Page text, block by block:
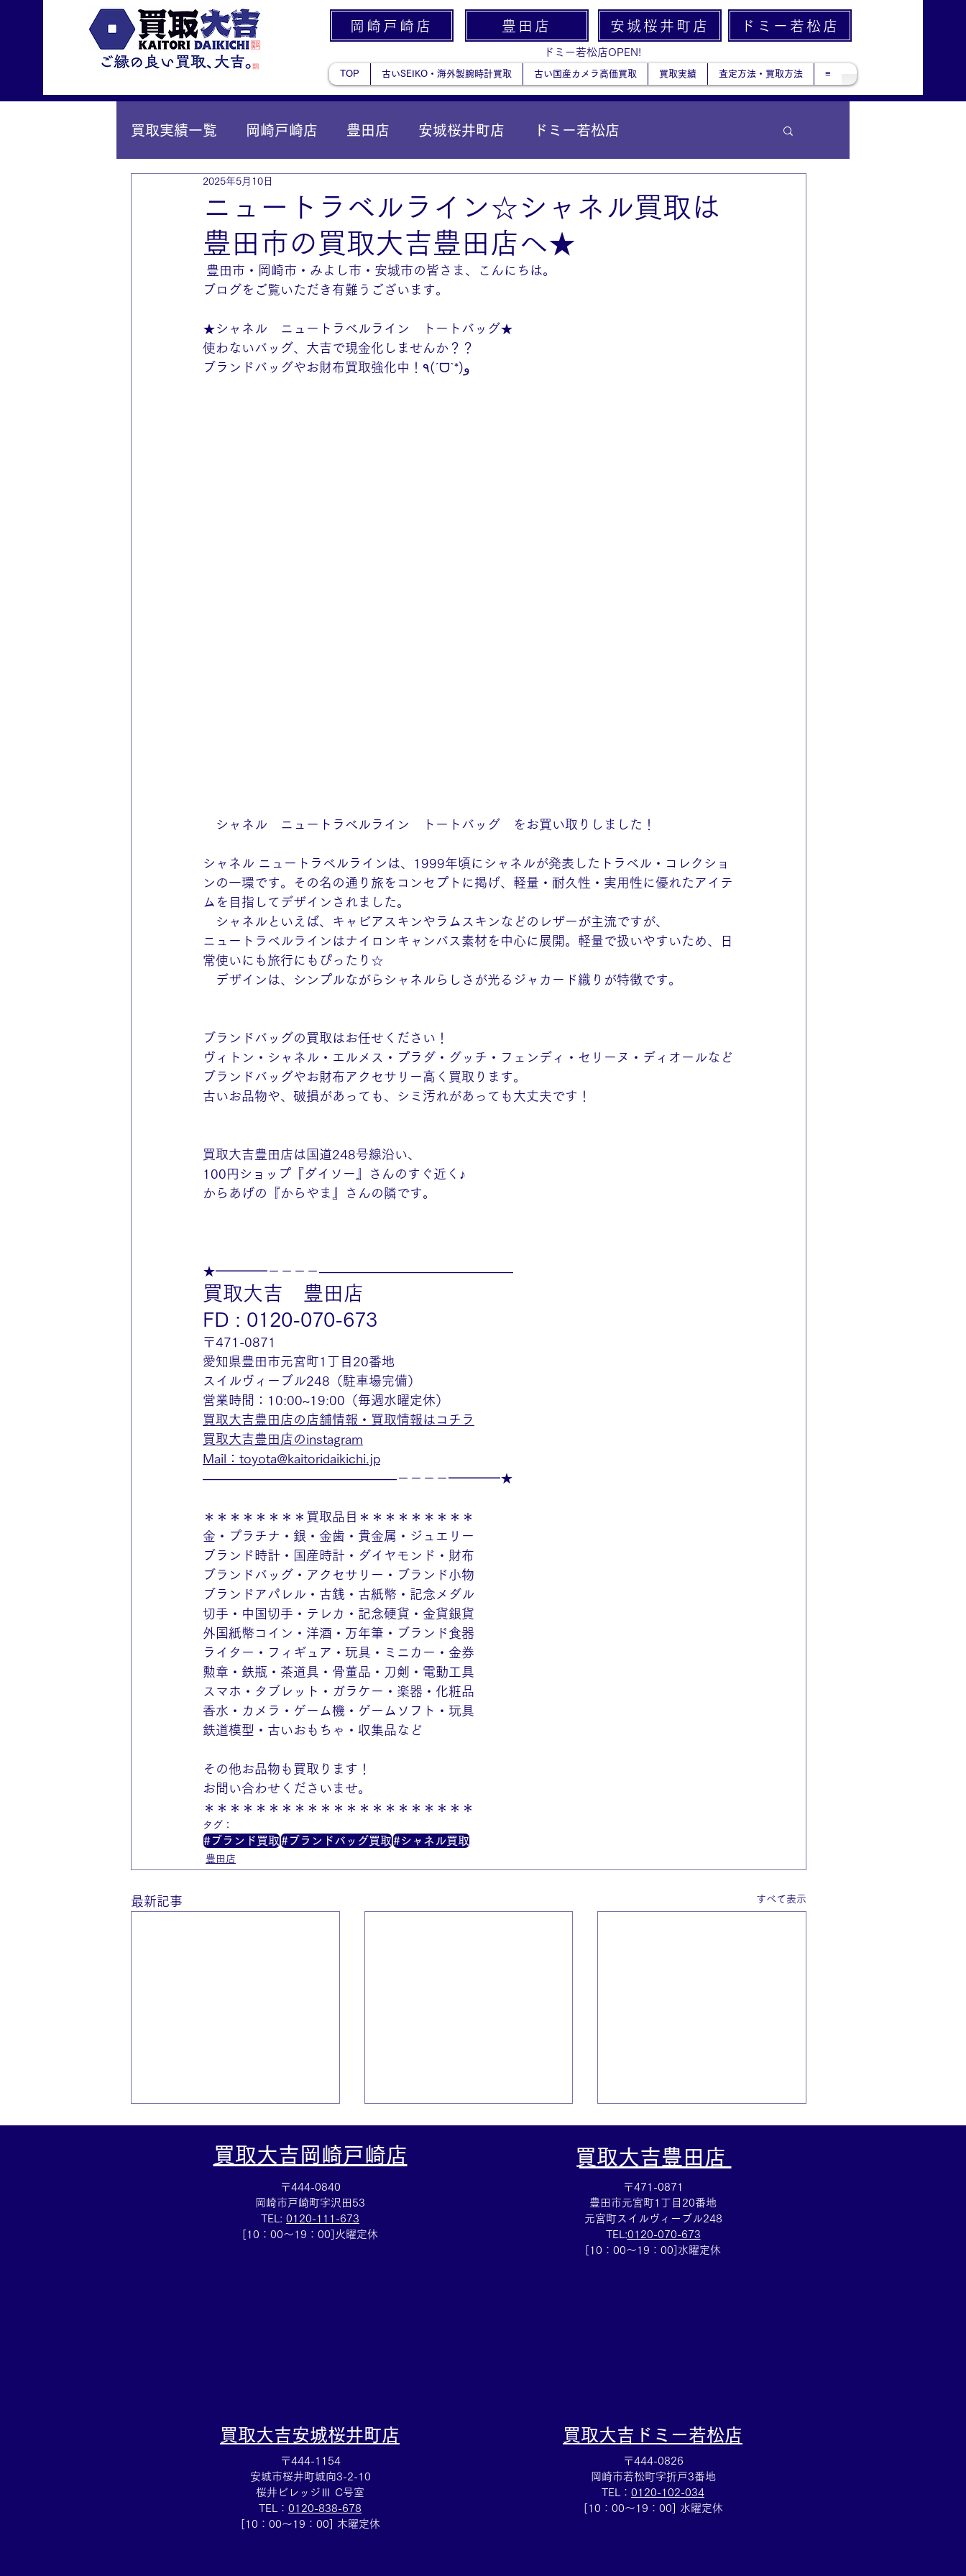
岡崎戸崎店 豊田店 安城桜井町店 ドミー若松店
ドミー若松店OPEN!
TOP 古いSEIKO・海外製腕時計買取 古い国産カメラ高価買取 買取実績 査定方法・買取方法 ≡
買取実績一覧 岡崎戸崎店 豊田店 安城桜井町店 ドミー若松店
IY安城店（安城桜井町店に統合）
ニュートラベルライン☆シャネル買取は
豊田市の買取大吉豊田店へ★
2025年5月10日
豊田市・岡崎市・みよし市・安城市の皆さま、こんにちは。
ブログをご覧いただき有難うございます。
★シャネル　ニュートラベルライン　トートバッグ★
使わないバッグ、大吉で現金化しませんか？？
ブランドバッグやお財布買取強化中！٩(ˊᗜˋ*)و
シャネル　ニュートラベルライン　トートバッグ　をお買い取りしました！
シャネル ニュートラベルラインは、1999年頃にシャネルが発表したトラベル・コレクショ
ンの一環です。その名の通り旅をコンセプトに掲げ、軽量・耐久性・実用性に優れたアイテ
ムを目指してデザインされました。
シャネルといえば、キャビアスキンやラムスキンなどのレザーが主流ですが、
ニュートラベルラインはナイロンキャンバス素材を中心に展開。軽量で扱いやすいため、日
常使いにも旅行にもぴったり☆
デザインは、シンプルながらシャネルらしさが光るジャカード織りが特徴です。
ブランドバッグの買取はお任せください！
ヴィトン・シャネル・エルメス・プラダ・グッチ・フェンディ・セリーヌ・ディオールなど
ブランドバッグやお財布アクセサリー高く買取ります。
古いお品物や、破損があっても、シミ汚れがあっても大丈夫です！
買取大吉豊田店は国道248号線沿い、
100円ショップ『ダイソー』さんのすぐ近く♪
からあげの『からやま』さんの隣です。
★━━━━－－－－———————————————
買取大吉　豊田店
FD : 0120-070-673
〒471-0871
愛知県豊田市元宮町1丁目20番地
スイルヴィーブル248（駐車場完備）
営業時間：10:00~19:00（毎週水曜定休）
買取大吉豊田店の店舗情報・買取情報はコチラ
買取大吉豊田店のinstagram
Mail：toyota@kaitoridaikichi.jp
———————————————－－－－━━━━★
＊＊＊＊＊＊＊＊買取品目＊＊＊＊＊＊＊＊＊
金・プラチナ・銀・金歯・貴金属・ジュエリー
ブランド時計・国産時計・ダイヤモンド・財布
ブランドバッグ・アクセサリー・ブランド小物
ブランドアパレル・古銭・古紙幣・記念メダル
切手・中国切手・テレカ・記念硬貨・金貨銀貨
外国紙幣コイン・洋酒・万年筆・ブランド食器
ライター・フィギュア・玩具・ミニカー・金券
勲章・鉄瓶・茶道具・骨董品・刀剣・電動工具
スマホ・タブレット・ガラケー・楽器・化粧品
香水・カメラ・ゲーム機・ゲームソフト・玩具
鉄道模型・古いおもちゃ・収集品など
その他お品物も買取ります！
お問い合わせくださいませ。
＊＊＊＊＊＊＊＊＊＊＊＊＊＊＊＊＊＊＊＊＊
タグ：
#ブランド買取#ブランドバッグ買取#シャネル買取
豊田店
最新記事 すべて表示
ルイヴィトン☆ブランドバッ
買取大吉岡崎戸崎店
〒444-0840
岡崎市戸崎町字沢田53
TEL: 0120-111-673
[10：00～19：00]火曜定休
買取大吉安城桜井町店
〒444-1154
安城市桜井町城向3-2-10
桜井ビレッジⅢ C号室
TEL： 0120-838-678
[10：00～19：00] 木曜定休
​買取大吉豊田店
〒471-0871
豊田市元宮町1丁目20番地
元宮町スイルヴィーブル248
TEL:0120-070-673
[10：00～19：00]水曜定休
買取大吉ドミー若松店
〒444-0826
岡崎市若松町字折戸3番地
TEL： 0120-102-034
[10：00～19：00] 水曜定休